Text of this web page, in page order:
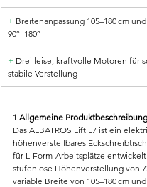
+ Breitenanpassung 105–180 cm
90°–180°
+ Drei leise, kraftvolle Motoren für
stabile Verstellung
1 Allgemeine Produktbeschreibung
Das ALBATROS Lift L7 ist ein
höhenverstellbares
für L-Form-Arbeitsplätze
stufenlose Höhenverstellung von
variable Breite von 105–180 cm